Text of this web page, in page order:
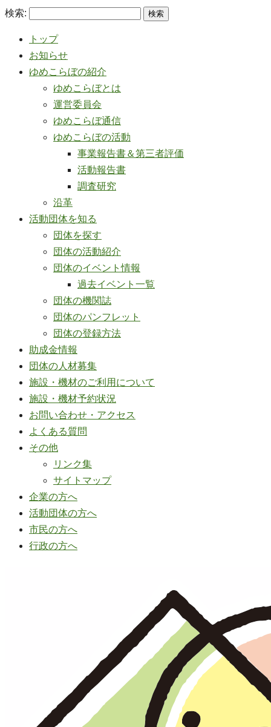
検索:
トップ
お知らせ
ゆめこらぼの紹介
ゆめこらぼとは
運営委員会
ゆめこらぼ通信
ゆめこらぼの活動
事業報告書＆第三者評価
活動報告書
調査研究
沿革
活動団体を知る
団体を探す
団体の活動紹介
団体のイベント情報
過去イベント一覧
団体の機関誌
団体のパンフレット
団体の登録方法
助成金情報
団体の人材募集
施設・機材のご利用について
施設・機材予約状況
お問い合わせ・アクセス
よくある質問
その他
リンク集
サイトマップ
企業の方へ
活動団体の方へ
市民の方へ
行政の方へ